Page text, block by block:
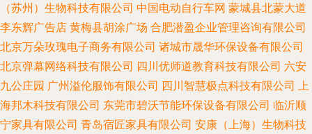
（苏州）生物科技有限公司 中国电动自行车网 蒙城县北蒙大道
李东辉广告店 黄梅县胡涂广场 合肥潜盈企业管理咨询有限公司
北京万朵玫瑰电子商务有限公司 诸城市晟华环保设备有限公司
北京弹幕网络科技有限公司 四川优师道教育科技有限公司 六安
九公庄园 广州溢伦服饰有限公司 四川智慧极点科技有限公司 上
海邦木科技有限公司 东莞市碧沃节能环保设备有限公司 临沂顺
宁家具有限公司 青岛宿匠家具有限公司 安康（上海）生物科技